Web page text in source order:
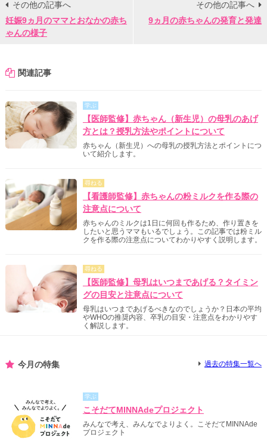
その他の記事へ
妊娠9ヵ月のママとおなかの赤ち
ゃんの様子
その他の記事へ
9ヵ月の赤ちゃんの発育と発達
関連記事
学ぶ
【医師監修】赤ちゃん（新生児）の母乳のあげ
方とは？授乳方法やポイントについて
赤ちゃん（新生児）への母乳の授乳方法とポイントにつ
いて紹介します。
尋ねる
【看護師監修】赤ちゃんの粉ミルクを作る際の
注意点について
赤ちゃんのミルクは1日に何回も作るため、作り置きを
したいと思うママもいるでしょう。この記事では粉ミル
クを作る際の注意点についてわかりやすく説明します。
尋ねる
【医師監修】母乳はいつまであげる？タイミン
グの目安と注意点について
母乳はいつまであげるべきなのでしょうか？日本の平均
やWHOの推奨内容、卒乳の目安・注意点をわかりやす
く解説します。
今月の特集 過去の特集一覧へ
学ぶ
こそだてMINNAdeプロジェクト
みんなで考え、みんなでよりよく。こそだてMINNAde
プロジェクト